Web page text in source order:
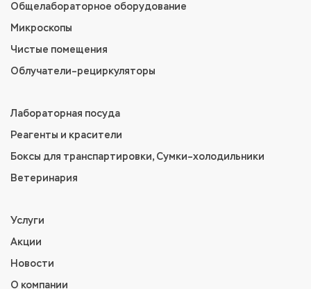
Общелабораторное оборудование
Микроскопы
Чистые помещения
Облучатели–рециркуляторы
Лабораторная посуда
Реагенты и красители
Боксы для транспартировки, Сумки–холодильники
Ветеринария
Услуги
Акции
Новости
О компании